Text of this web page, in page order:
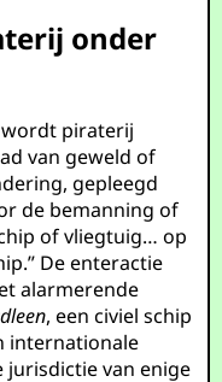
onder
wordt piraterij
van geweld of
gepleegd
de bemanning of
of vliegtuig… op
De enteractie
alarmerende
, een civiel schip
internationale
van enige